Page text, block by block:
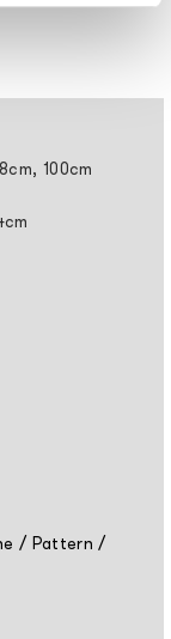
100cm
/ Pattern /